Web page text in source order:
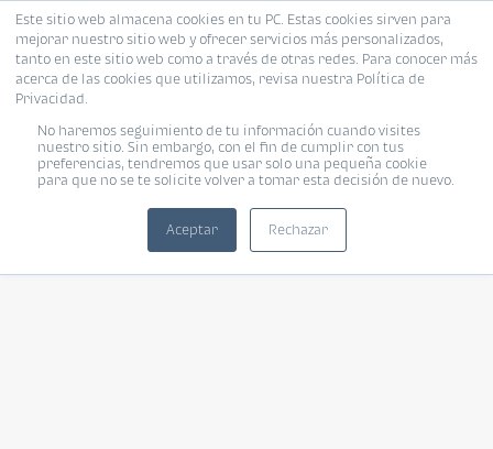
Este sitio web almacena cookies en tu PC. Estas cookies sirven para
mejorar nuestro sitio web y ofrecer servicios más personalizados,
tanto en este sitio web como a través de otras redes. Para conocer más
acerca de las cookies que utilizamos, revisa nuestra Política de
Privacidad.
No haremos seguimiento de tu información cuando visites
nuestro sitio. Sin embargo, con el fin de cumplir con tus
preferencias, tendremos que usar solo una pequeña cookie
para que no se te solicite volver a tomar esta decisión de nuevo.
Aceptar Rechazar